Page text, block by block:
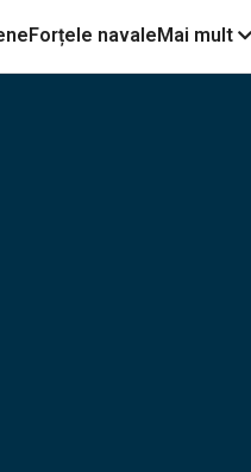
Forțele navaleMai mult